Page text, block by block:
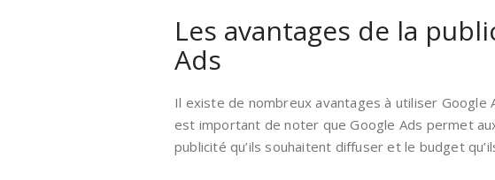
Les avantages de la
Ads
Il existe de nombreux avantages à utiliser
est important de noter que Google Ads permet
publicité qu’ils souhaitent diffuser et le budget